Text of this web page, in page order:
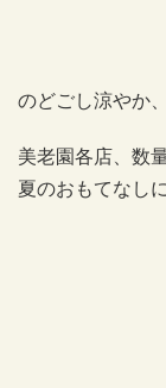
のどごし涼やか
美老園各店、数
夏のおもてなし